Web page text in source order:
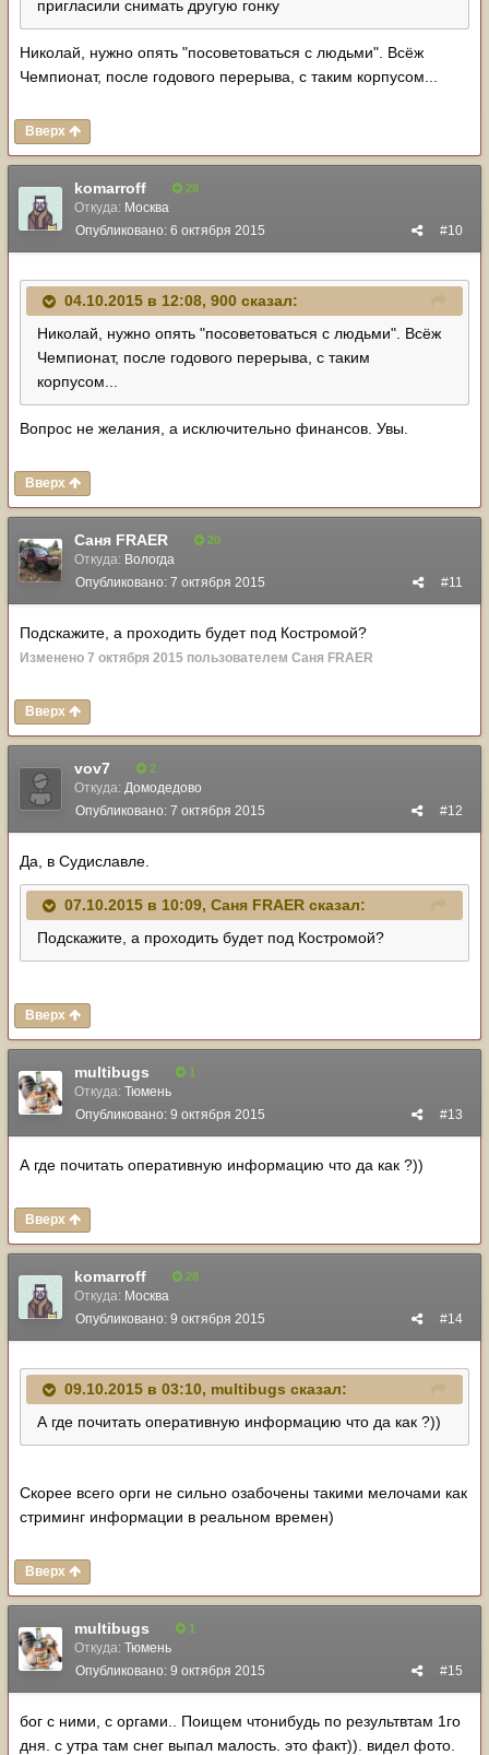
пригласили снимать другую гонку
Николай, нужно опять "посоветоваться с людьми". Всёж
Чемпионат, после годового перерыва, с таким корпусом...
Вверх
komarroff 28
Откуда: Москва
#10
Опубликовано: 6 октября 2015
04.10.2015 в 12:08, 900 сказал:
Николай, нужно опять "посоветоваться с людьми". Всёж
Чемпионат, после годового перерыва, с таким
корпусом...
Вопрос не желания, а исключительно финансов. Увы.
Вверх
Саня FRAER 20
Откуда: Вологда
#11
Опубликовано: 7 октября 2015
Подскажите, а проходить будет под Костромой?
Изменено 7 октября 2015 пользователем Саня FRAER
Вверх
vov7 2
Откуда: Домодедово
#12
Опубликовано: 7 октября 2015
Да, в Судиславле.
07.10.2015 в 10:09, Саня FRAER сказал:
Подскажите, а проходить будет под Костромой?
Вверх
multibugs 1
Откуда: Тюмень
#13
Опубликовано: 9 октября 2015
А где почитать оперативную информацию что да как ?))
Вверх
komarroff 28
Откуда: Москва
#14
Опубликовано: 9 октября 2015
09.10.2015 в 03:10, multibugs сказал:
А где почитать оперативную информацию что да как ?))
Скорее всего орги не сильно озабочены такими мелочами как
стриминг информации в реальном времен)
Вверх
multibugs 1
Откуда: Тюмень
#15
Опубликовано: 9 октября 2015
бог с ними, с оргами.. Поищем чтонибудь по результвтам 1го
дня. с утра там снег выпал малость. это факт)). видел фото.